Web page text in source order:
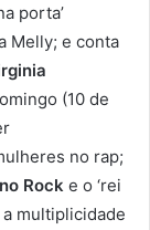
porta’
Melly; e conta
(10 de
no rap;
Rock e o ‘rei
multiplicidade